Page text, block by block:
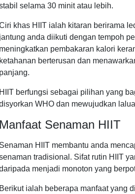
selama 30 minit atau lebih.
khas HIIT ialah kitaran berirama
jantung anda diikuti dengan tempoh
meningkatkan pembakaran kalori
ketahanan berterusan dan
panjang.
HIIT berfungsi sebagai pilihan yang
WHO dan mewujudkan
Manfaat Senaman HIIT
Senaman HIIT membantu anda
tradisional. Sifat rutin HIIT
menjadi monoton yang
Berikut ialah beberapa manfaat yang